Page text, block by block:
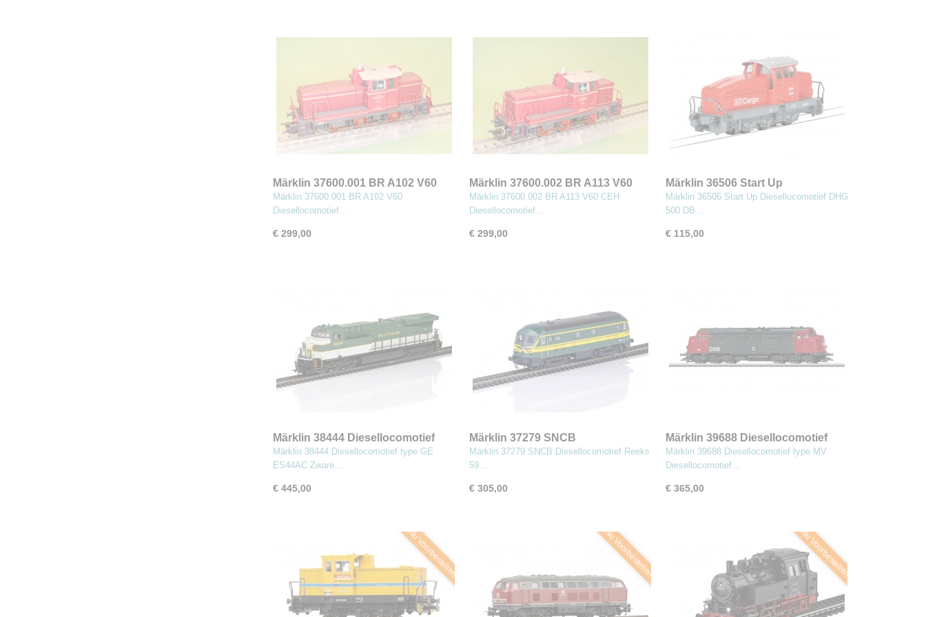
Märklin 37600.001 BR A102 V60
Diesellocomotief
Märklin 37600.001 BR A102 V60
Diesellocomotief…
€ 299,00
Märklin 37600.002 BR A113 V60
CEH Diesellocomotief
Märklin 37600.002 BR A113 V60 CEH
Diesellocomotief…
€ 299,00
Märklin 36506 Start Up
Diesellocomotief DHG 500 DB
Cargo
Märklin 36506 Start Up Diesellocomotief DHG
500 DB…
€ 115,00
Märklin 38444 Diesellocomotief
type GE ES44AC
Märklin 38444 Diesellocomotief type GE
ES44AC Zware…
€ 445,00
Märklin 37279 SNCB
Diesellocomotief Reeks 59
Märklin 37279 SNCB Diesellocomotief Reeks
59…
€ 305,00
Märklin 39688 Diesellocomotief
type MV
Märklin 39688 Diesellocomotief type MV
Diesellocomotief…
€ 365,00
Nu Voorbestellen Nu Voorbestellen Nu Voorbestellen